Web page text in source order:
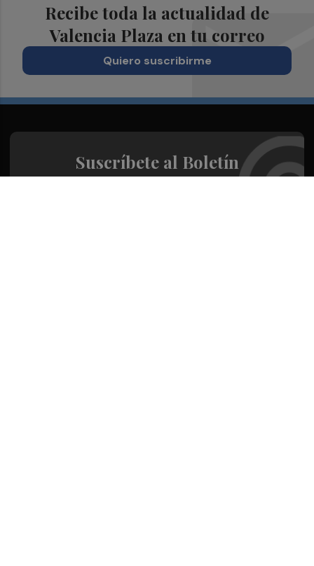
Recibe toda la actualidad de
Valencia Plaza en tu correo
Quiero suscribirme
Suscríbete al Boletín